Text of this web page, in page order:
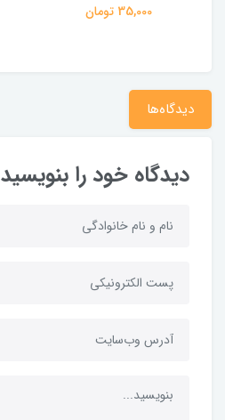
35,000 تومان
دیدگاه‌ها
دیدگاه خود را بنویسید